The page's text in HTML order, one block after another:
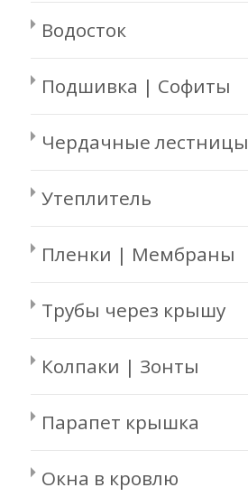
Водосток
Подшивка | Софиты
Чердачные лестницы
Утеплитель
Пленки | Мембраны
Трубы через крышу
Колпаки | Зонты
Парапет крышка
Окна в кровлю